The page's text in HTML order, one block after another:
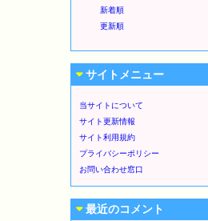
新着順
更新順
サイトメニュー
当サイトについて
サイト更新情報
サイト利用規約
プライバシーポリシー
お問い合わせ窓口
最近のコメント